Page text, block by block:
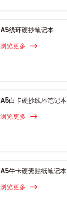
A5线环硬抄笔记本
浏览更多
A5白卡硬抄线环笔记本
浏览更多
A5牛卡硬壳贴纸笔记本
浏览更多